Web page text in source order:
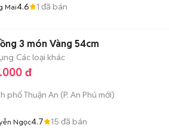
Mai4.6 1 đã bán
3 món Vàng 54cm
Các loại khác
đ
phố Thuận An (P. An Phú mới)
Ngọc4.7 15 đã bán